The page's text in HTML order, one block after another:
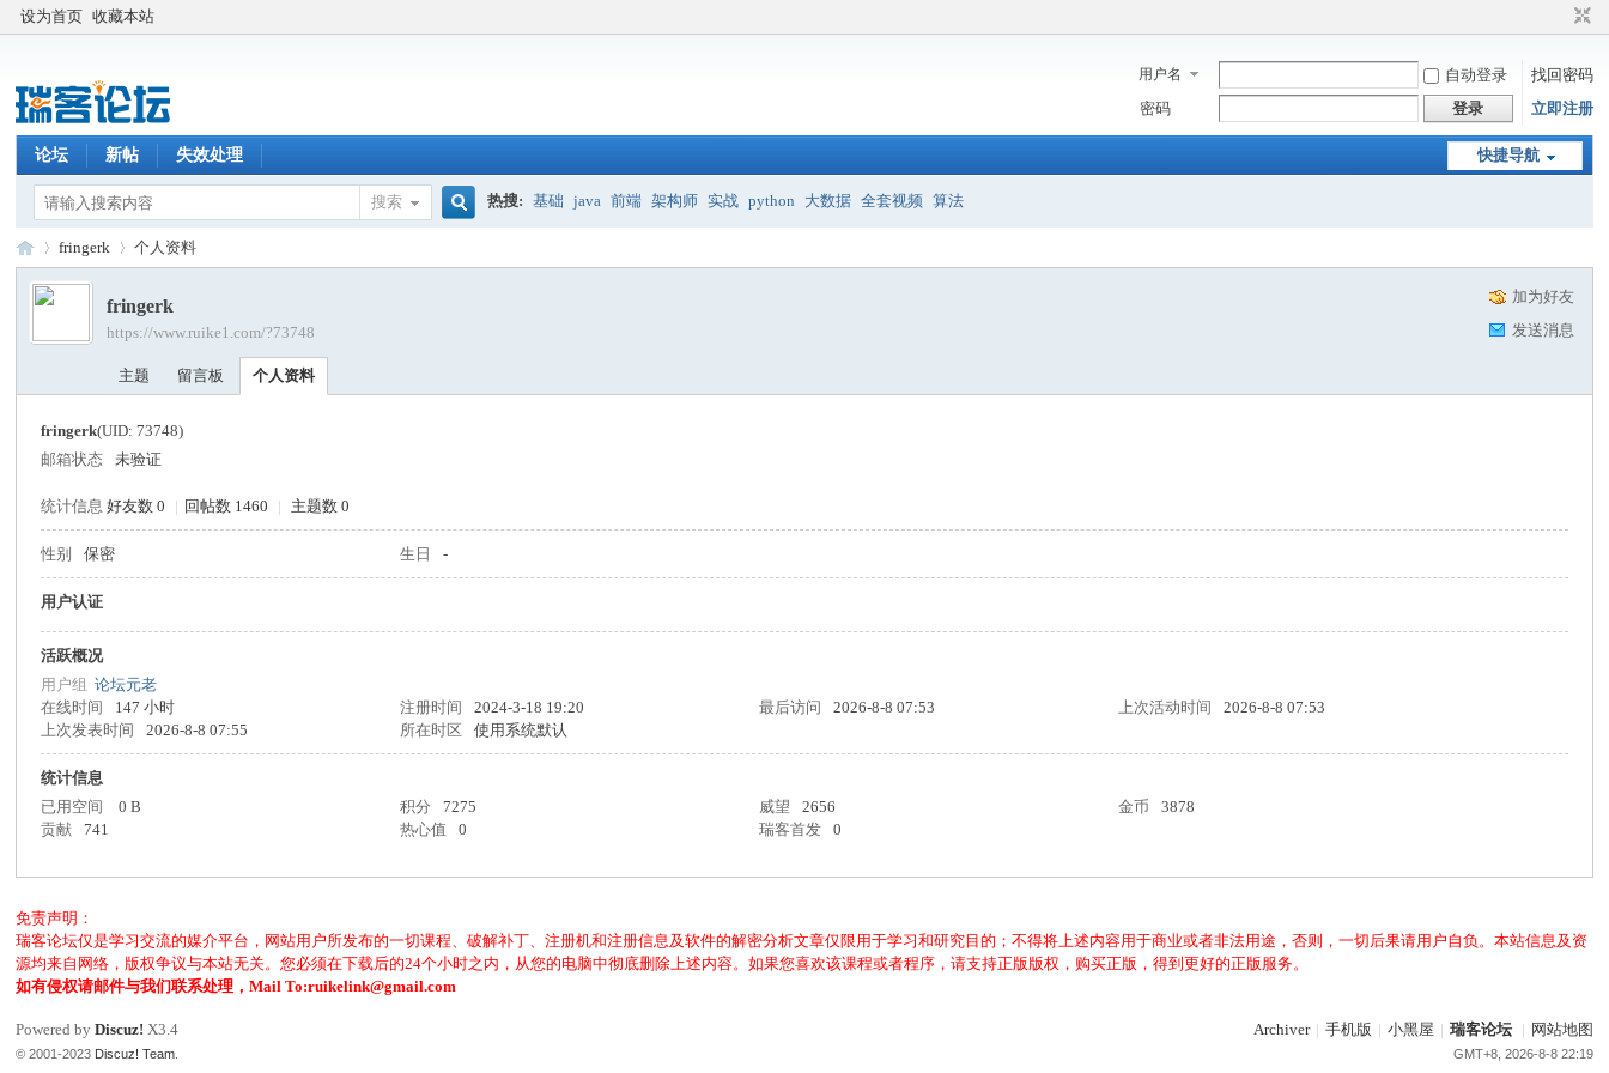
设为首页 收藏本站
用户名 自动登录
找回密码
密码
登录 立即注册
快捷导航
论坛 新帖 失效处理
搜索 热搜: 基础 java 前端 架构师 实战 python 大数据 全套视频 算法
›
fringerk 个人资料
加为好友
发送消息
fringerk
https://www.ruike1.com/?73748
主题 留言板 个人资料
fringerk(UID: 73748)
邮箱状态
未验证
统计信息 好友数 0 | 回帖数 1460 | 主题数 0
性别 保密 生日 -
用户认证
活跃概况
用户组论坛元老
在线时间
147 小时 注册时间 2024-3-18 19:20 最后访问 2026-8-8 07:53 上次活动时间
2026-8-8 07:53
上次发表时间
2026-8-8 07:55 所在时区 使用系统默认
统计信息
已用空间
0 B 积分 7275 威望 2656 金币
3878
贡献
741 热心值 0 瑞客首发 0
免责声明：
瑞客论坛仅是学习交流的媒介平台，网站用户所发布的一切课程、破解补丁、注册机和注册信息及软件的解密分析文章仅限用于学习和研究目的；不得将上述内容用于商业或者非法用途，否则，一切后果请用户自负。本站信息及资
源均来自网络，版权争议与本站无关。您必须在下载后的24个小时之内，从您的电脑中彻底删除上述内容。如果您喜欢该课程或者程序，请支持正版版权，购买正版，得到更好的正版服务。
如有侵权请邮件与我们联系处理，Mail To:ruikelink@gmail.com
Archiver | 手机版 | 小黑屋 | 瑞客论坛 | 网站地图
GMT+8, 2026-8-8 22:19
Powered byDiscuz! X3.4
© 2001-2023 Discuz! Team